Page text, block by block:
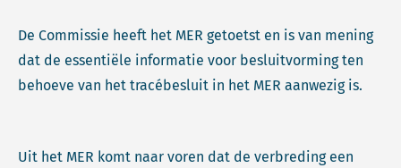
De Commissie heeft het MER getoetst en is van mening
dat de essentiële informatie voor besluitvorming ten
behoeve van het tracébesluit in het MER aanwezig is.
Uit het MER komt naar voren dat de verbreding een